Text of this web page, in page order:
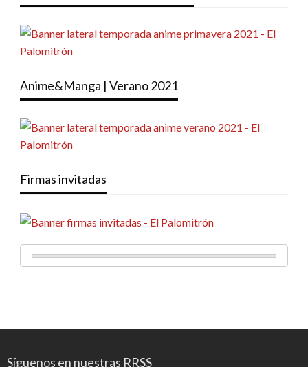
Anime&Manga | Verano 2021
Firmas invitadas
Síguenos en nuestras RRSS